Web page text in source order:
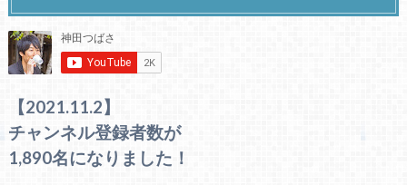
【2021.11.2】
チャンネル登録者数が
1,890名になりました！